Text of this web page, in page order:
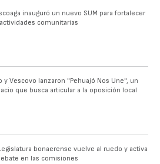
inauguró un nuevo SUM para fortalecer
comunitarias
y Vescovo lanzaron "Pehuajó Nos Une", un
que busca articular a la oposición local
bonaerense vuelve al ruedo y activa
en las comisiones